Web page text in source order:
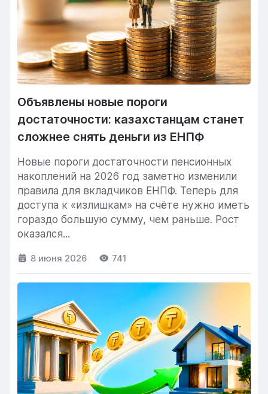
Объявлены новые пороги
достаточности: казахстанцам станет
сложнее снять деньги из ЕНПФ
Новые пороги достаточности пенсионных
накоплений на 2026 год заметно изменили
правила для вкладчиков ЕНПФ. Теперь для
доступа к «излишкам» на счёте нужно иметь
гораздо большую сумму, чем раньше. Рост
оказался...
8 июня 2026 741